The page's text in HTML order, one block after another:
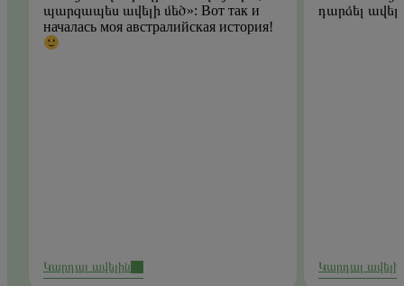
պարզապես ավելի մեծ»: Вот так и
началась моя австралийская история!
Կարդալ ավելին
դարձել
Կարդալ